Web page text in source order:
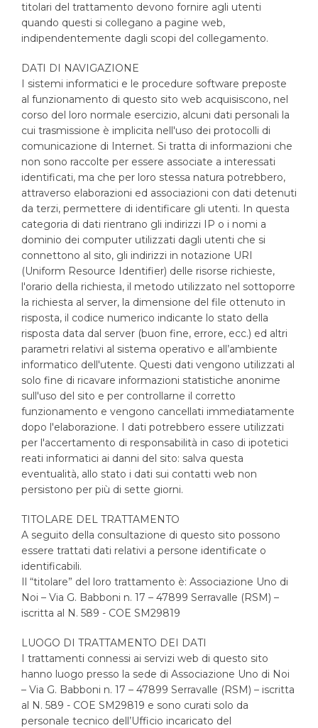
titolari del trattamento devono fornire agli utenti
quando questi si collegano a pagine web,
indipendentemente dagli scopi del collegamento.
DATI DI NAVIGAZIONE
I sistemi informatici e le procedure software preposte
al funzionamento di questo sito web acquisiscono, nel
corso del loro normale esercizio, alcuni dati personali la
cui trasmissione è implicita nell'uso dei protocolli di
comunicazione di Internet. Si tratta di informazioni che
non sono raccolte per essere associate a interessati
identificati, ma che per loro stessa natura potrebbero,
attraverso elaborazioni ed associazioni con dati detenuti
da terzi, permettere di identificare gli utenti. In questa
categoria di dati rientrano gli indirizzi IP o i nomi a
dominio dei computer utilizzati dagli utenti che si
connettono al sito, gli indirizzi in notazione URI
(Uniform Resource Identifier) delle risorse richieste,
l'orario della richiesta, il metodo utilizzato nel sottoporre
la richiesta al server, la dimensione del file ottenuto in
risposta, il codice numerico indicante lo stato della
risposta data dal server (buon fine, errore, ecc.) ed altri
parametri relativi al sistema operativo e all’ambiente
informatico dell'utente. Questi dati vengono utilizzati al
solo fine di ricavare informazioni statistiche anonime
sull'uso del sito e per controllarne il corretto
funzionamento e vengono cancellati immediatamente
dopo l'elaborazione. I dati potrebbero essere utilizzati
per l'accertamento di responsabilità in caso di ipotetici
reati informatici ai danni del sito: salva questa
eventualità, allo stato i dati sui contatti web non
persistono per più di sette giorni.
TITOLARE DEL TRATTAMENTO
A seguito della consultazione di questo sito possono
essere trattati dati relativi a persone identificate o
identificabili.
Il “titolare” del loro trattamento è: Associazione Uno di
Noi – Via G. Babboni n. 17 – 47899 Serravalle (RSM) –
iscritta al N. 589 - COE SM29819
LUOGO DI TRATTAMENTO DEI DATI
I trattamenti connessi ai servizi web di questo sito
hanno luogo presso la sede di Associazione Uno di Noi
– Via G. Babboni n. 17 – 47899 Serravalle (RSM) – iscritta
al N. 589 - COE SM29819 e sono curati solo da
personale tecnico dell’Ufficio incaricato del